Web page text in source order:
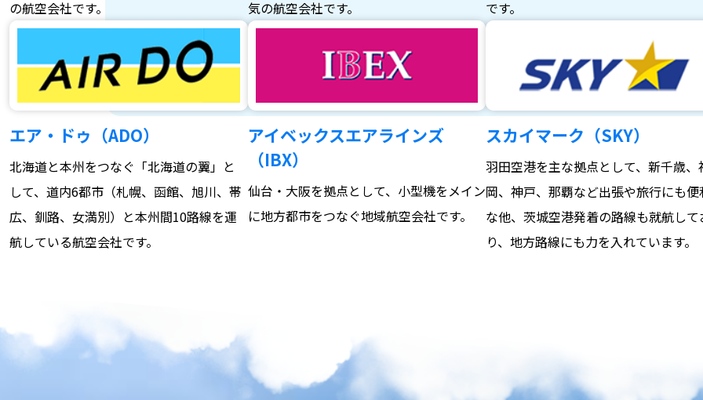
の航空会社です。
気の航空会社です。
です。
エア・ドゥ（ADO）
北海道と本州をつなぐ「北海道の翼」と
して、道内6都市（札幌、函館、旭川、帯
広、釧路、女満別）と本州間10路線を運
航している航空会社です。
アイベックスエアラインズ
（IBX）
仙台・大阪を拠点として、小型機をメイン
に地方都市をつなぐ地域航空会社です。
スカイマーク（SKY）
羽田空港を主な拠点として、新千歳、
岡、神戸、那覇など出張や旅行にも便
な他、茨城空港発着の路線も就航して
り、地方路線にも力を入れています。